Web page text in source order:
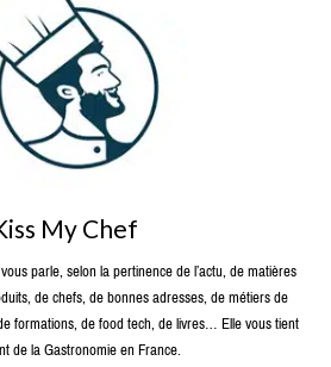
My Chef
parle, selon la pertinence de l’actu, de matières
de chefs, de bonnes adresses, de métiers de
formations, de food tech, de livres… Elle vous tient
de la Gastronomie en France.